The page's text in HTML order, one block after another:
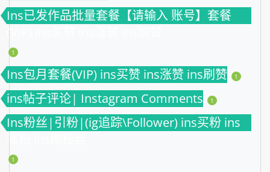
Ins已发作品批量套餐【请输入 账号】套餐
(VIP) ins买赞 ins涨赞 ins刷赞
1
Ins包月套餐(VIP) ins买赞 ins涨赞 ins刷赞 1
ins帖子评论| Instagram Comments 1
Ins粉丝|引粉|(ig追踪\Follower) ins买粉 ins
涨粉 ins刷粉丝
1